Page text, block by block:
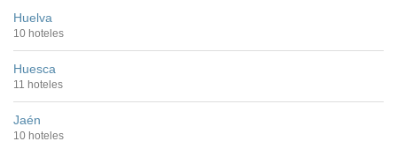
Huelva
10 hoteles
Huesca
11 hoteles
Jaén
10 hoteles